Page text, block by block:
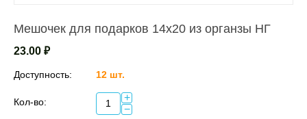
Мешочек для подарков 14х20 из органзы НГ
23.00 ₽
Доступность: 12 шт.
Кол-во:
+
−